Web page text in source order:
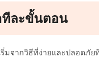
ทีละขั้นตอน
จากวิธีที่ง่ายและปลอดภัย